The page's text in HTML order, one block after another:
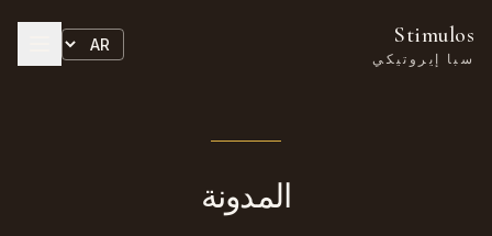
Stimulos
سبا إيروتيكي
المدونة